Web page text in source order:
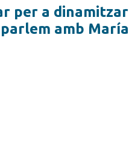
per a dinamitzar
amb María